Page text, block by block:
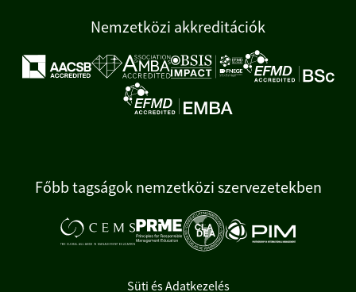
Nemzetközi akkreditációk
Főbb tagságok nemzetközi szervezetekben
Süti és Adatkezelés